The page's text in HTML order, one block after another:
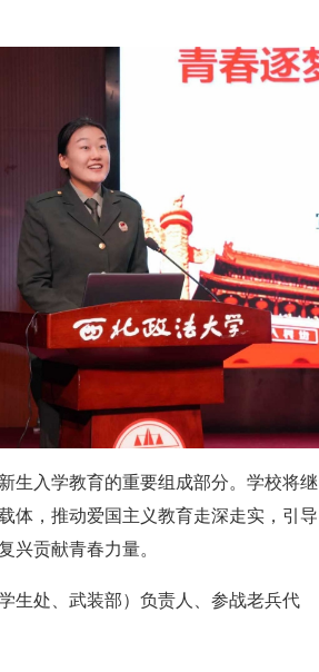
生入学教育的重要组成部分。学校将继
体，推动爱国主义教育走深走实，引导
兴贡献青春力量。
生处、武装部）负责人、参战老兵代